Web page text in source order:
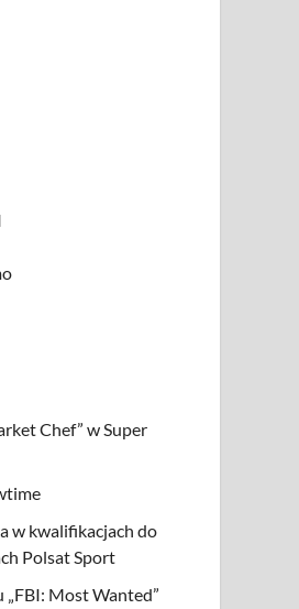
Chef” w Super
w kwalifikacjach do
Polsat Sport
„FBI: Most Wanted”